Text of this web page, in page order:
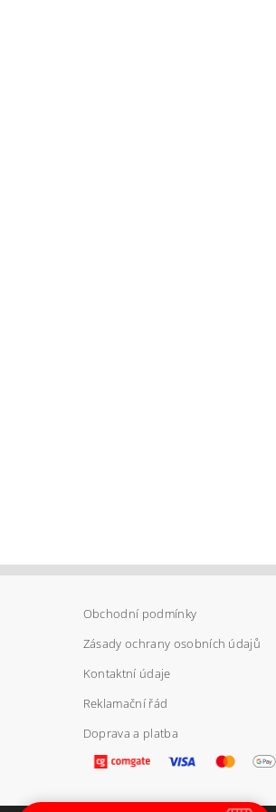
Obchodní podmínky
Zásady ochrany osobních údajů
Kontaktní údaje
Reklamační řád
Doprava a platba